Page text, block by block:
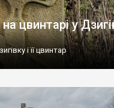
цвинтарі у
і її цвинтар